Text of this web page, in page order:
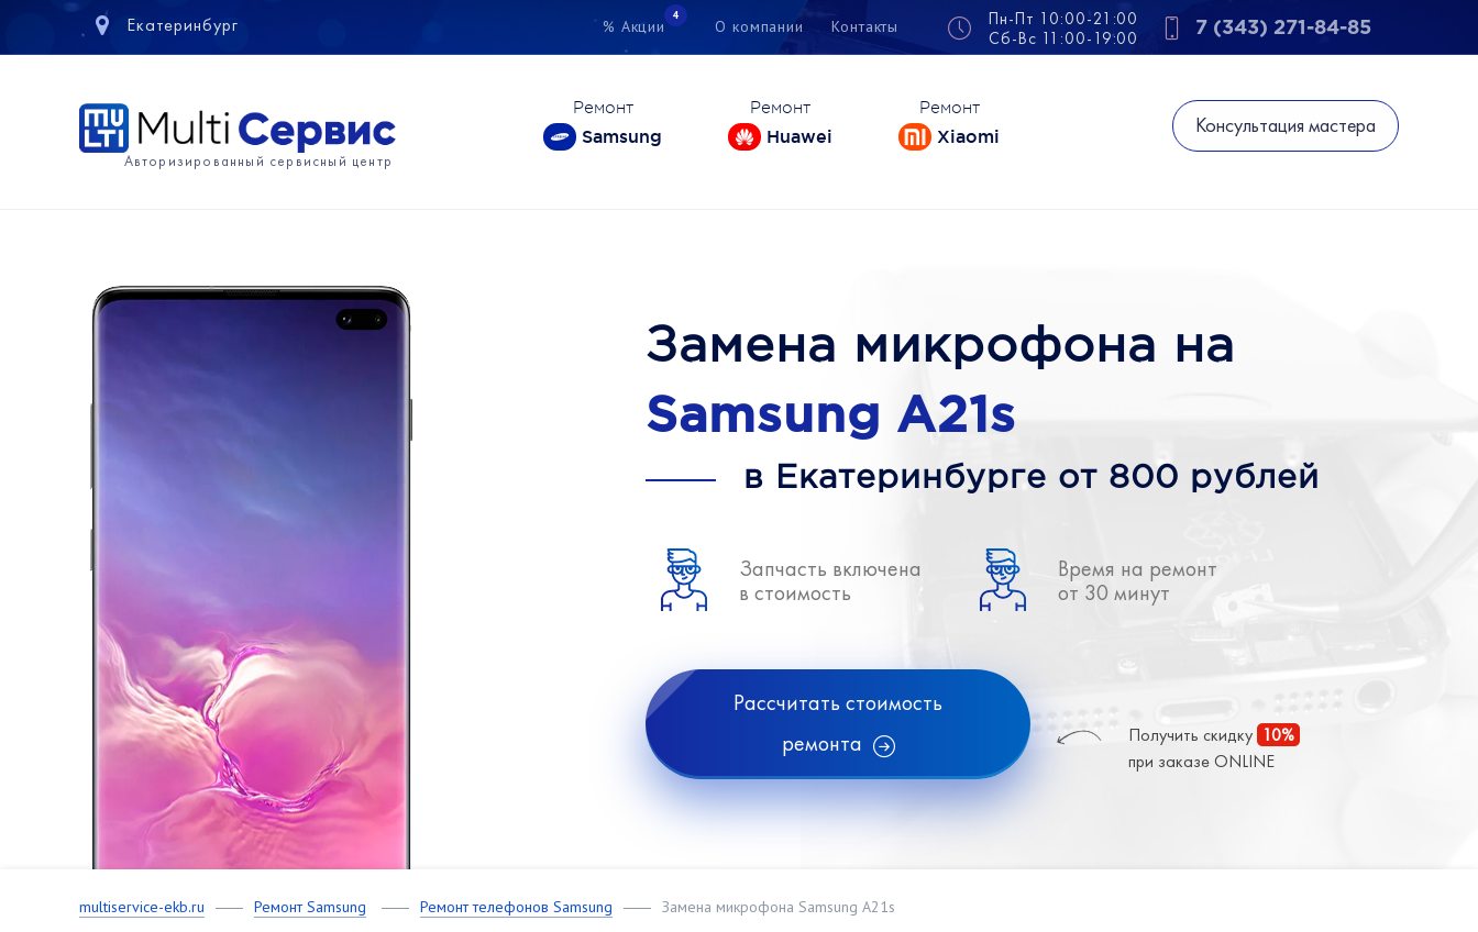
Екатеринбург % Акции
4
О компании Контакты
Пн-Пт 10:00-21:00
Сб-Вс 11:00-19:00
7 (343) 271-84-85
Авторизированный сервисный центр
Ремонт
Samsung
Ремонт
Huawei
Ремонт
Xiaomi Консультация мастера
Замена микрофона на
Samsung A21s
в Екатеринбурге от 800 рублей
Запчасть включена
в стоимость
Время на ремонт
от 30 минут
Рассчитать стоимость
ремонта
Получить скидку 10%
при заказе ONLINE
multiservice-ekb.ru Ремонт Samsung Ремонт телефонов Samsung Замена микрофона Samsung A21s